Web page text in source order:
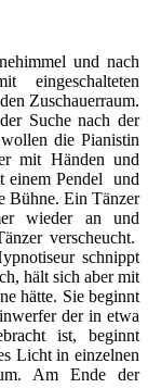
und nach
eingeschalteten
Zuschauerraum.
Suche nach der
die Pianistin
mit Händen und
einem Pendel und
Bühne. Ein Tänzer
wieder an und
verscheucht.
schnippt
hält sich aber mit
hätte. Sie beginnt
der in etwa
ist, beginnt
Licht in einzelnen
Am Ende der